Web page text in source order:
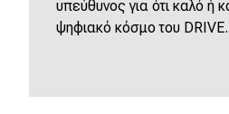
υπεύθυνος για ότι καλό ή
ψηφιακό κόσμο του